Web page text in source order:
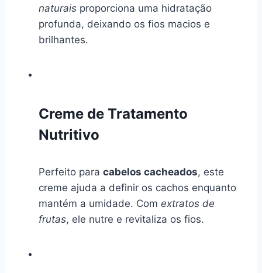
naturais proporciona uma hidratação
profunda, deixando os fios macios e
brilhantes.
Creme de Tratamento
Nutritivo
Perfeito para cabelos cacheados, este
creme ajuda a definir os cachos enquanto
mantém a umidade. Com extratos de
frutas, ele nutre e revitaliza os fios.